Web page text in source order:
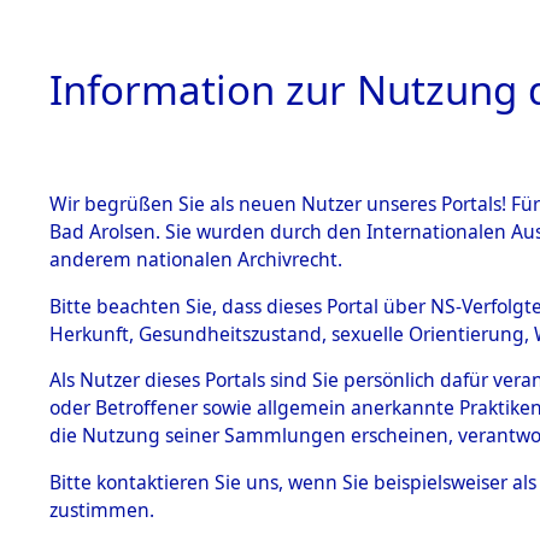
HOME
BESTÄNDE
Inhaftierungsdoku
mente
1.2.9 Beim ITS
verwahrte
1.2.9.1
Effekten aus
0003
Information zur Nutzung
Wir begrüßen Sie als neuen Nutzer unseres Portals!
Bad Arolsen. Sie wurden durch den Internationalen
anderem nationalen Archivrecht.
Bitte beachten Sie, dass dieses Portal über NS-
Herkunft, Gesundheitszustand, sexuelle
Als Nutzer dieses Portals sind Sie persönlich dafür
oder Betroffener sowie allgemein anerkannte
die Nutzung seiner Sammlungen erscheinen,
Bitte kontaktieren Sie uns, wenn Sie beispielsweiser
zustimmen.